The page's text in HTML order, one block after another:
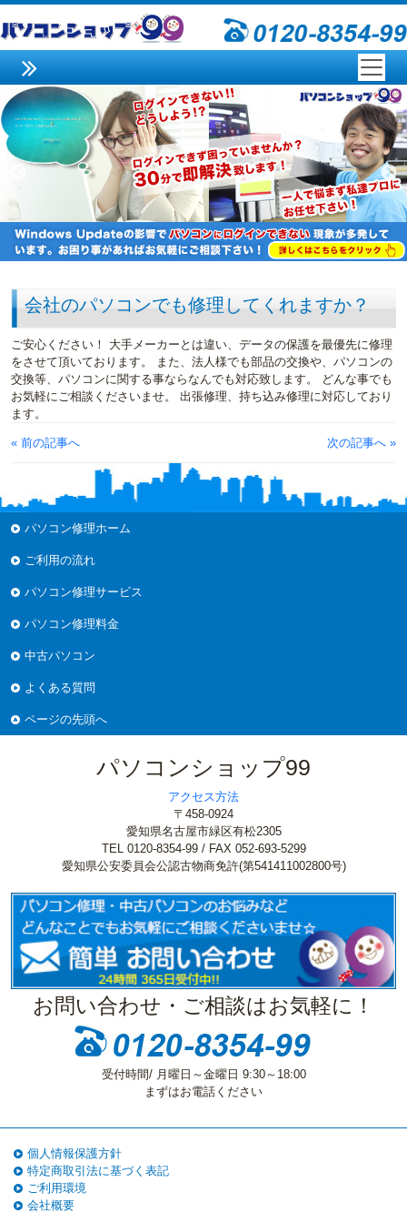
会社のパソコンでも修理してくれますか？
ご安心ください！ 大手メーカーとは違い、データの保護を最優先に修理
をさせて頂いております。 また、法人様でも部品の交換や、パソコンの
交換等、パソコンに関する事ならなんでも対応致します。 どんな事でも
お気軽にご相談くださいませ。 出張修理、持ち込み修理に対応しており
ます。
« 前の記事へ 次の記事へ »
パソコン修理ホーム
ご利用の流れ
パソコン修理サービス
パソコン修理料金
中古パソコン
よくある質問
ページの先頭へ
パソコンショップ99
アクセス方法
〒458-0924
愛知県名古屋市緑区有松2305
TEL 0120-8354-99 / FAX 052-693-5299
愛知県公安委員会公認古物商免許(第541411002800号)
お問い合わせ・ご相談はお気軽に！
受付時間/ 月曜日～金曜日 9:30～18:00
まずはお電話ください
個人情報保護方針
特定商取引法に基づく表記
ご利用環境
会社概要